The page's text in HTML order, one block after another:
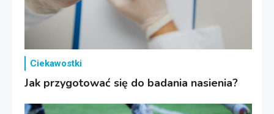
Ciekawostki
Jak przygotować się do badania nasienia?